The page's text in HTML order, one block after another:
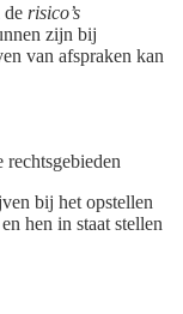
de risico’s
zijn bij
van afspraken kan
bij het opstellen
hen in staat stellen